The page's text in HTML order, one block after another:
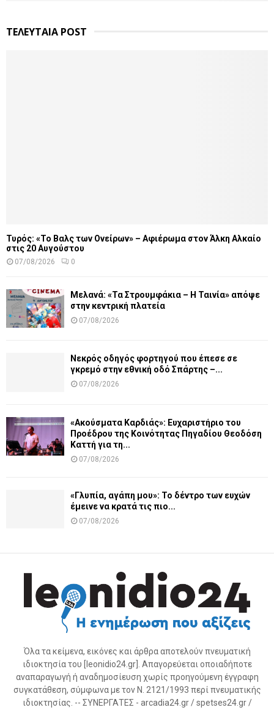
ΤΕΛΕΥΤΑΙΑ POST
Τυρός: «Το Βαλς των Ονείρων» – Αφιέρωμα στον Άλκη Αλκαίο
στις 20 Αυγούστου
07/08/2026 0
Μελανά: «Τα Στρουμφάκια – Η Ταινία» απόψε
στην κεντρική πλατεία
07/08/2026
Νεκρός οδηγός φορτηγού που έπεσε σε
γκρεμό στην εθνική οδό Σπάρτης –...
07/08/2026
«Ακούσματα Καρδιάς»: Ευχαριστήριο του
Προέδρου της Κοινότητας Πηγαδίου Θεοδόση
Καττή για τη...
07/08/2026
«Γλυπία, αγάπη μου»: Το δέντρο των ευχών
έμεινε να κρατά τις πιο...
07/08/2026
Όλα τα κείμενα, εικόνες και άρθρα αποτελούν πνευματική
ιδιοκτησία του [leonidio24.gr]. Απαγορεύεται οποιαδήποτε
αναπαραγωγή ή αναδημοσίευση χωρίς προηγούμενη έγγραφη
συγκατάθεση, σύμφωνα με τον Ν. 2121/1993 περί πνευματικής
ιδιοκτησίας. -- ΣΥΝΕΡΓΑΤΕΣ - arcadia24.gr / spetses24.gr /